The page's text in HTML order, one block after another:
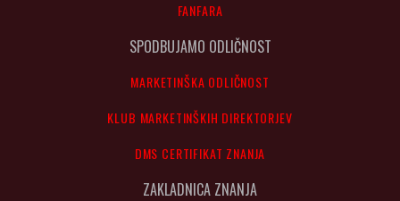
FANFARA
SPODBUJAMO ODLIČNOST
MARKETINŠKA ODLIČNOST
KLUB MARKETINŠKIH DIREKTORJEV
DMS CERTIFIKAT ZNANJA
ZAKLADNICA ZNANJA